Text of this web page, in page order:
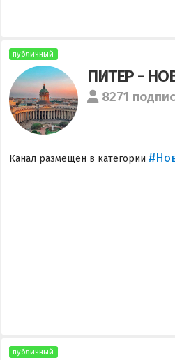
публичный
ПИТЕР -
8271
Канал размещен в категории
публичный